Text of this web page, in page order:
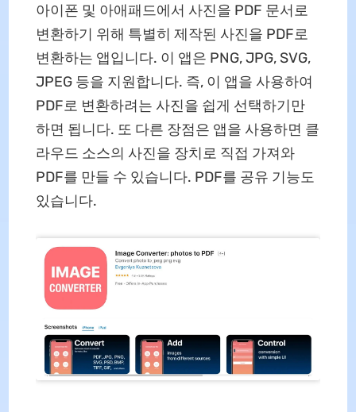
아이폰 및 아애패드에서 사진을 PDF 문서로
변환하기 위해 특별히 제작된 사진을 PDF로
변환하는 앱입니다. 이 앱은 PNG, JPG, SVG,
JPEG 등을 지원합니다. 즉, 이 앱을 사용하여
PDF로 변환하려는 사진을 쉽게 선택하기만
하면 됩니다. 또 다른 장점은 앱을 사용하면 클
라우드 소스의 사진을 장치로 직접 가져와
PDF를 만들 수 있습니다. PDF를 공유 기능도
있습니다.